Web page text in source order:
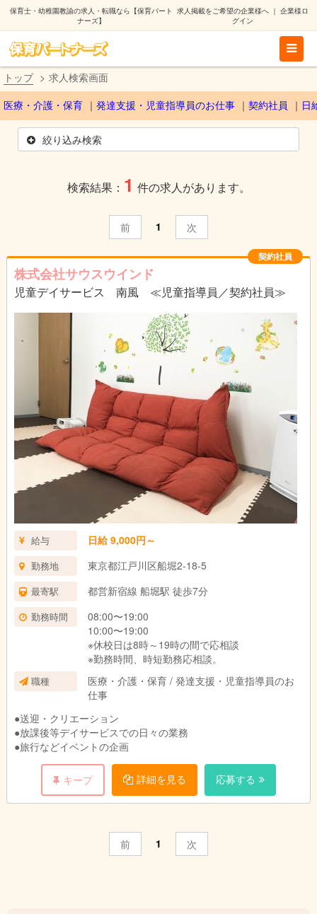
保育士・幼稚園教諭の求人・転職なら【保育パート
ナーズ】
求人掲載をご希望の企業様へ｜ 企業様ロ
グイン
トップ 求人検索画面
医療・介護・保育 発達支援・児童指導員のお仕事 契約社員 日
絞り込み検索
検索結果： 1 件の求人があります。
前 1 次
契約社員
株式会社サウスウインド
児童デイサービス 南風 ≪児童指導員／契約社員≫
給与 日給 9,000円～
勤務地 東京都江戸川区船堀2-18-5
最寄駅 都営新宿線 船堀駅 徒歩7分
勤務時間
08:00〜19:00
10:00〜19:00
※休校日は8時～19時の間で応相談
※勤務時間、時短勤務応相談。
職種
医療・介護・保育 / 発達支援・児童指導員のお
仕事
●送迎・クリエーション
●放課後等デイサービスでの日々の業務
●旅行などイベントの企画
キープ 詳細を見る 応募する
前 1 次